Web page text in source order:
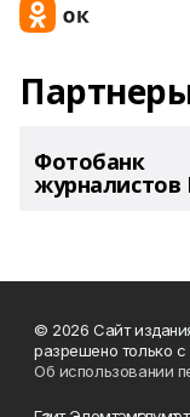
Фотобанк
журналистов
© 2026 Сайт
разрешено только
Об использовании